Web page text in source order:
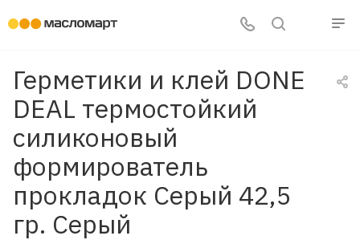
Герметики и клей DONE
DEAL термостойкий
силиконовый
формирователь
прокладок Серый 42,5
гр. Серый